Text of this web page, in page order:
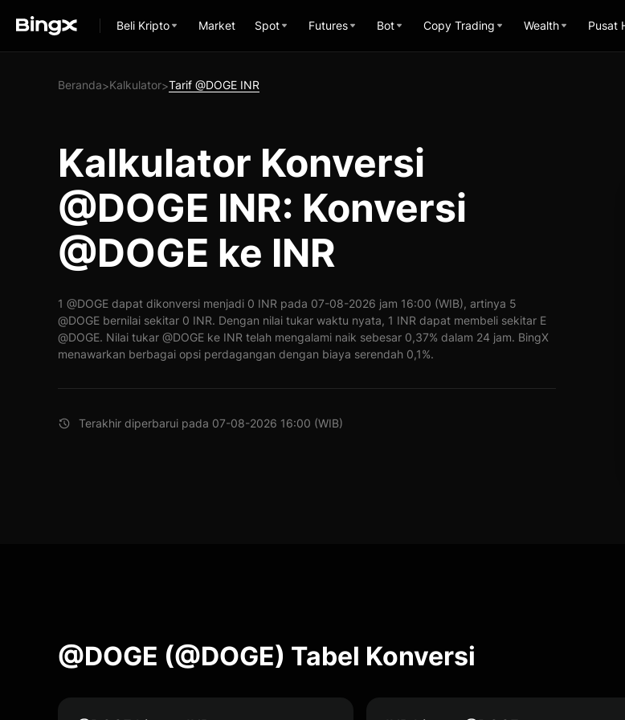
Beli Kripto Market Spot Futures Bot Copy Trading Wealth Pusat
Beranda>Kalkulator>Tarif @DOGE INR
Kalkulator Konversi
@DOGE INR: Konversi
@DOGE ke INR
1 @DOGE dapat dikonversi menjadi 0 INR pada 07-08-2026 jam 16:00 (WIB), artinya 5
@DOGE bernilai sekitar 0 INR. Dengan nilai tukar waktu nyata, 1 INR dapat membeli sekitar E
@DOGE. Nilai tukar @DOGE ke INR telah mengalami naik sebesar 0,37% dalam 24 jam. BingX
menawarkan berbagai opsi perdagangan dengan biaya serendah 0,1%.
Terakhir diperbarui pada 07-08-2026 16:00 (WIB)
@DOGE (@DOGE) Tabel Konversi